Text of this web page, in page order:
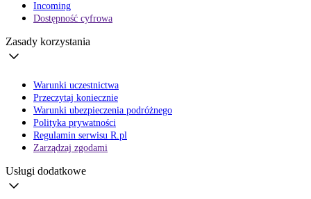
Incoming
Dostępność cyfrowa
Zasady korzystania
Warunki uczestnictwa
Przeczytaj koniecznie
Warunki ubezpieczenia podróżnego
Polityka prywatności
Regulamin serwisu R.pl
Zarządzaj zgodami
Usługi dodatkowe